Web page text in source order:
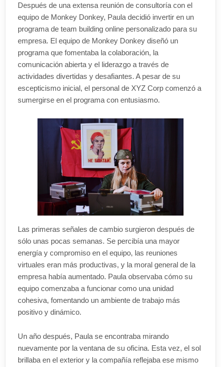
Después de una extensa reunión de consultoría con el
equipo de Monkey Donkey, Paula decidió invertir en un
programa de team building online personalizado para su
empresa. El equipo de Monkey Donkey diseñó un
programa que fomentaba la colaboración, la
comunicación abierta y el liderazgo a través de
actividades divertidas y desafiantes. A pesar de su
escepticismo inicial, el personal de XYZ Corp comenzó a
sumergirse en el programa con entusiasmo.
Las primeras señales de cambio surgieron después de
sólo unas pocas semanas. Se percibía una mayor
energía y compromiso en el equipo, las reuniones
virtuales eran más productivas, y la moral general de la
empresa había aumentado. Paula observaba cómo su
equipo comenzaba a funcionar como una unidad
cohesiva, fomentando un ambiente de trabajo más
positivo y dinámico.
Un año después, Paula se encontraba mirando
nuevamente por la ventana de su oficina. Esta vez, el sol
brillaba en el exterior y la compañía reflejaba ese mismo